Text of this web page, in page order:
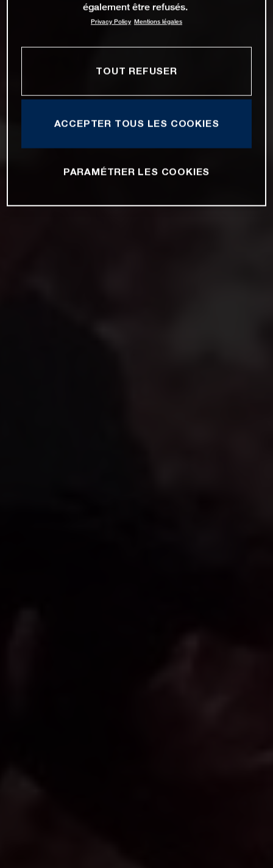
également être refusés.
Privacy Policy Mentions légales
TOUT REFUSER
ACCEPTER TOUS LES COOKIES
PARAMÉTRER LES COOKIES